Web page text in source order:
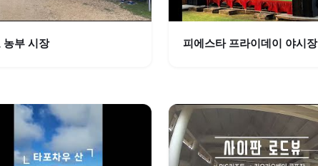
농부 시장 피에스타 프라이데이 야시장